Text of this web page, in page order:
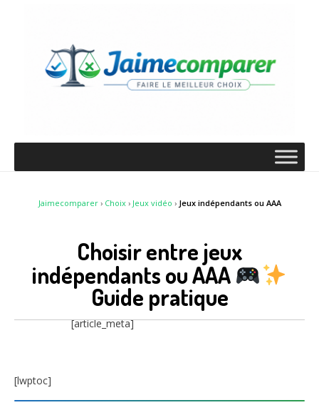
Jaimecomparer› Choix› Jeux vidéo › Jeux indépendants ou AAA
Choisir entre jeux
indépendants ou AAA
Guide pratique
[article_meta]
[lwptoc]